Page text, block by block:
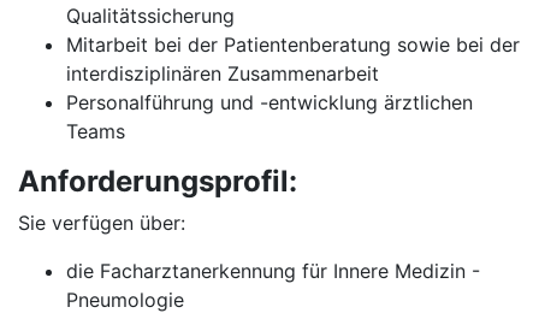
Qualitätssicherung
Mitarbeit bei der Patientenberatung sowie bei der
interdisziplinären Zusammenarbeit
Personalführung und -entwicklung ärztlichen
Teams
Anforderungsprofil:
Sie verfügen über:
die Facharztanerkennung für Innere Medizin -
Pneumologie